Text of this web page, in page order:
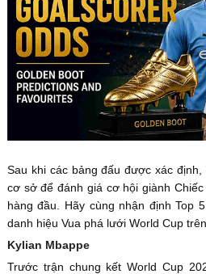
Sau khi các bảng đấu được xác
cơ sở để đánh giá cơ hội giành
hàng đầu. Hãy cùng nhận định Top
danh hiệu Vua phá lưới World Cup
Kylian Mbappe
Trước trận chung kết World Cup